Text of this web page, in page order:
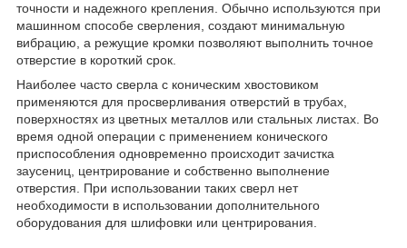
точности и надежного крепления. Обычно используются при
машинном способе сверления, создают минимальную
вибрацию, а режущие кромки позволяют выполнить точное
отверстие в короткий срок.
Наиболее часто сверла с коническим хвостовиком
применяются для просверливания отверстий в трубах,
поверхностях из цветных металлов или стальных листах. Во
время одной операции с применением конического
приспособления одновременно происходит зачистка
заусениц, центрирование и собственно выполнение
отверстия. При использовании таких сверл нет
необходимости в использовании дополнительного
оборудования для шлифовки или центрирования.